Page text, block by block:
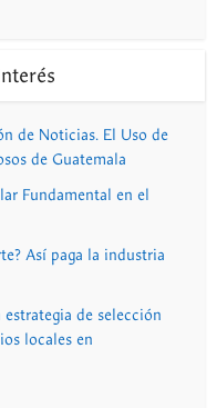
de Noticias. El Uso de
de Guatemala
Fundamental en el
Así paga la industria
de selección
locales en